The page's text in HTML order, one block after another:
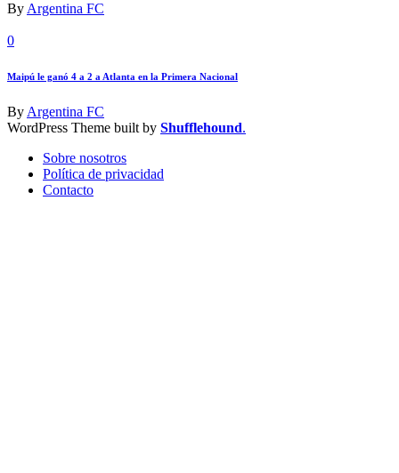
ByArgentina FC
0
Maipú le ganó 4 a 2 a Atlanta en la Primera Nacional
ByArgentina FC
WordPress Theme built by Shufflehound.
Sobre nosotros
Política de privacidad
Contacto